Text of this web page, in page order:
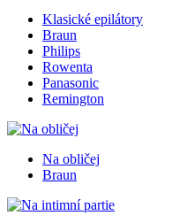
Klasické epilátory
Braun
Philips
Rowenta
Panasonic
Remington
Na obličej
Braun